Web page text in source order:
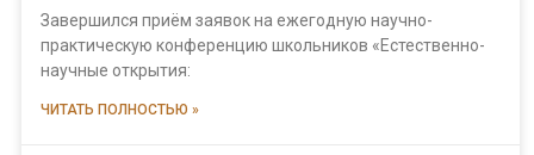
Завершился приём заявок на ежегодную научно-
практическую конференцию школьников «Естественно-
научные открытия:
ЧИТАТЬ ПОЛНОСТЬЮ »